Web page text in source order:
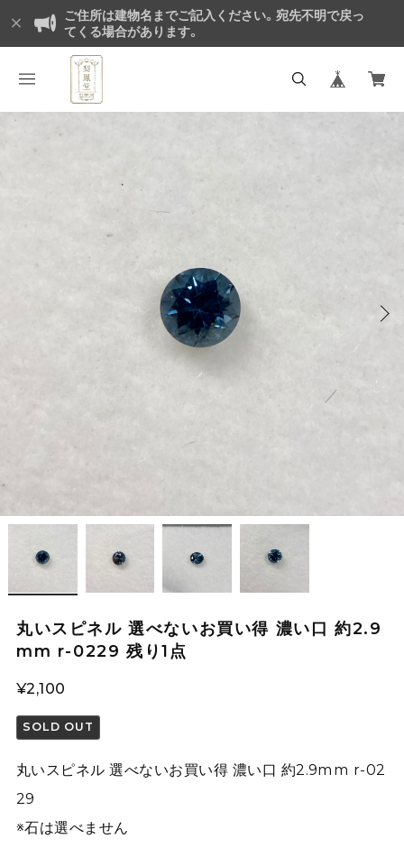
ご住所は建物名までご記入ください。宛先不明で戻っ
てくる場合があります。
丸いスピネル 選べないお買い得 濃い口 約2.9
mm r-0229 残り1点
¥2,100
SOLD OUT
丸いスピネル 選べないお買い得 濃い口 約2.9mm r-02
29
※石は選べません